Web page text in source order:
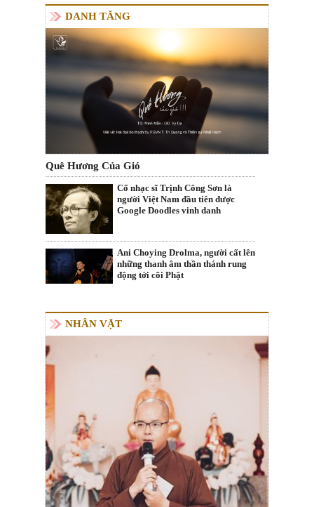
DANH TĂNG
Quê Hương Của Gió
Cố nhạc sĩ Trịnh Công Sơn là
người Việt Nam đầu tiên được
Google Doodles vinh danh
Ani Choying Drolma, người cất lên
những thanh âm thần thánh rung
động tới cõi Phật
NHÂN VẬT